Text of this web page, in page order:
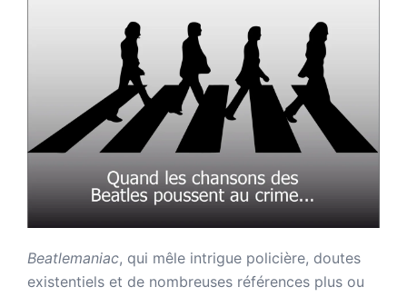
Beatlemaniac, qui mêle intrigue policière, doutes
existentiels et de nombreuses références plus ou